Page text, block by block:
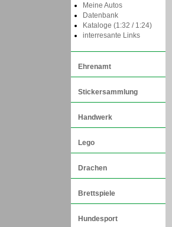
Meine Autos
Datenbank
Kataloge (1:32 / 1:24)
interresante Links
Ehrenamt
Stickersammlung
Handwerk
Lego
Drachen
Brettspiele
Hundesport